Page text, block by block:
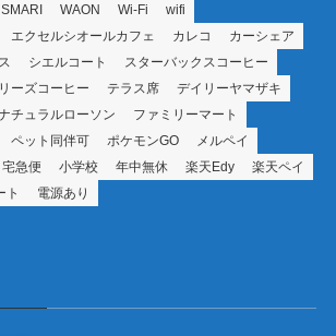
SMARI WAON Wi-Fi
wifi
エクセルシオールカフェ カレコ
カーシェア
シエルコート
スターバックスコーヒー
ーズコーヒー テラス席
デイリーヤマザキ
チュラルローソン
ファミリーマート
ペット同伴可 ポケモンGO
メルペイ
宅急便 小学校 年中無休 楽天Edy
楽天ペイ
ト
電源あり